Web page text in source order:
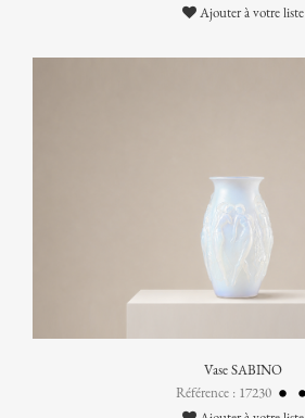
Ajouter à votre liste
Vase SABINO
Référence : 17230